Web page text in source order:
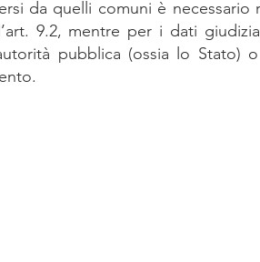
da quelli comuni è necessario
9.2, mentre per i dati
pubblica (ossia lo Stato)